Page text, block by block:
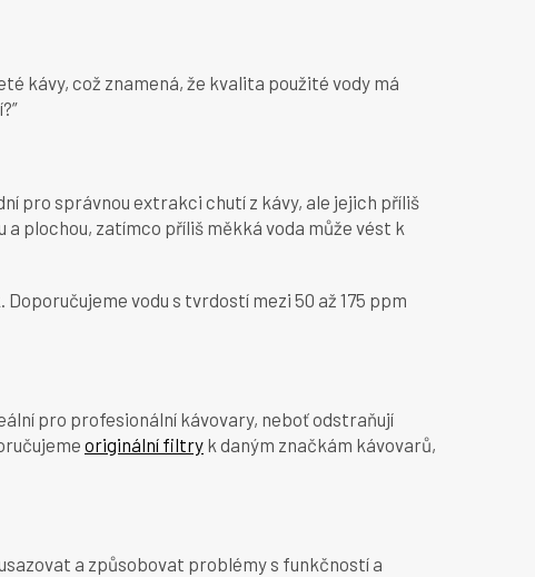
kávy, což znamená, že kvalita použité vody má
pro správnou extrakci chutí z kávy, ale jejich příliš
plochou, zatímco příliš měkká voda může vést k
vodu s tvrdostí mezi 50 až 175 ppm
pro profesionální kávovary, neboť odstraňují
originální filtry k daným značkám kávovarů,
a způsobovat problémy s funkčností a